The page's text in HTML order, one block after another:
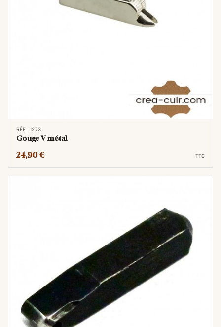
RÉF. 1273
Gouge V métal
24,90 € TTC